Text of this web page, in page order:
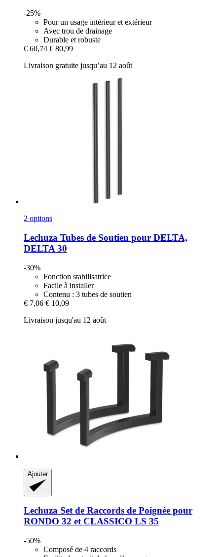
-25%
Pour un usage intérieur et extérieur
Avec trou de drainage
Durable et robuste
€ 60,74 € 80,99
Livraison gratuite jusqu’au 12 août
2 options
Lechuza Tubes de Soutien pour DELTA,
DELTA 30
-30%
Fonction stabilisatrice
Facile à installer
Contenu : 3 tubes de soutien
€ 7,06 € 10,09
Livraison jusqu'au 12 août
Ajouter
Lechuza Set de Raccords de Poignée pour
RONDO 32 et CLASSICO LS 35
-50%
Composé de 4 raccords